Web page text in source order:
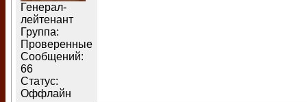
Генерал-
лейтенант
Группа:
Проверенные
Сообщений:
66
Статус:
Оффлайн